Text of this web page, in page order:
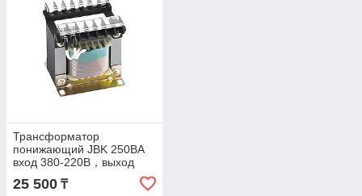
Трансформатор
понижающий JBK 250ВА
вход 380-220В，выход
220-110-56-29-24-22-12-
5В
25 500 ₸